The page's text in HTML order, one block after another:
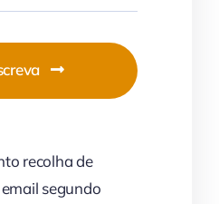
recolha de
segundo